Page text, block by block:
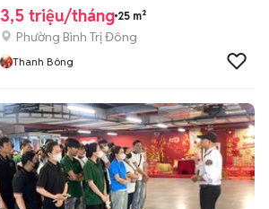
3,5 triệu/tháng 25 m²
Phường Bình Trị Đông
Thanh Bông